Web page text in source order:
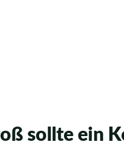
sollte ein